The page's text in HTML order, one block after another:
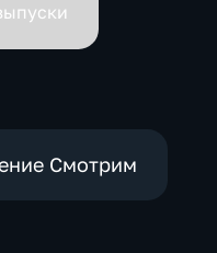
Смотрим